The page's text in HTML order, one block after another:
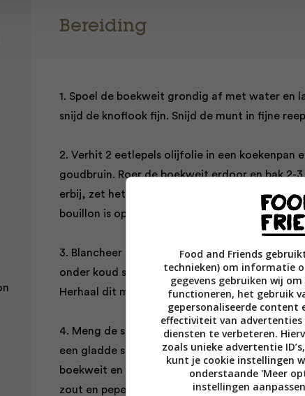
Bereiding
1. Spoel de boekweit grondig af met water en
snijd de knoflook fijn. Snijd de munt in fijne
2. Verhit 2 eetlepels olijfolie in een koekenpan
goudbruin. Roer de boekweit erdoor en bak 2-
erbij, zet het vuur laag en laat de boekweit ca.
bouillon is opgenomen.
3. Blancheer de spinazie 1 minuut in kokend
onder koud stromend water.
Herhaal dit met de doperwtjes.
4. Meng de spinazie en twee derde van de
een gladde saus. Schep de saus samen met
boekweit en laat het gerecht nog 5 minuten op
zout en peper.
Food and Friends
technieken) om informatie
gegevens gebruiken wij
functioneren, het gebruik
gepersonaliseerde content
effectiviteit van
diensten te verbeteren.
zoals unieke advertentie
kunt je cookie instellingen
onderstaande 'Meer
instellingen